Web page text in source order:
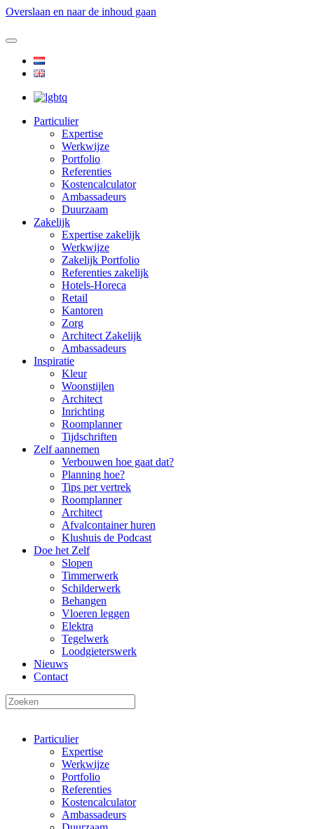
Overslaan en naar de inhoud gaan
Particulier
Expertise
Werkwijze
Portfolio
Referenties
Kostencalculator
Ambassadeurs
Duurzaam
Zakelijk
Expertise zakelijk
Werkwijze
Zakelijk Portfolio
Referenties zakelijk
Hotels-Horeca
Retail
Kantoren
Zorg
Architect Zakelijk
Ambassadeurs
Inspiratie
Kleur
Woonstijlen
Architect
Inrichting
Roomplanner
Tijdschriften
Zelf aannemen
Verbouwen hoe gaat dat?
Planning hoe?
Tips per vertrek
Roomplanner
Architect
Afvalcontainer huren
Klushuis de Podcast
Doe het Zelf
Slopen
Timmerwerk
Schilderwerk
Behangen
Vloeren leggen
Elektra
Tegelwerk
Loodgieterswerk
Nieuws
Contact
Particulier
Expertise
Werkwijze
Portfolio
Referenties
Kostencalculator
Ambassadeurs